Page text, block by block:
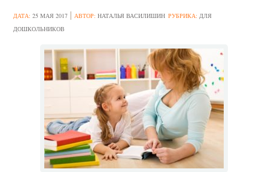
ДАТА:25 МАЯ 2017 АВТОР:НАТАЛЬЯ ВАСИЛИШИН РУБРИКА:ДЛЯ
ДОШКОЛЬНИКОВ